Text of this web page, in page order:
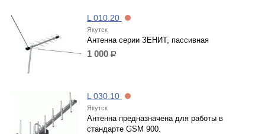
L 010.20
Якутск
Антенна серии ЗЕНИТ, пассивная
1 000 р.
L 030.10
Якутск
Антенна предназначена для работы в
стандарте GSM 900.